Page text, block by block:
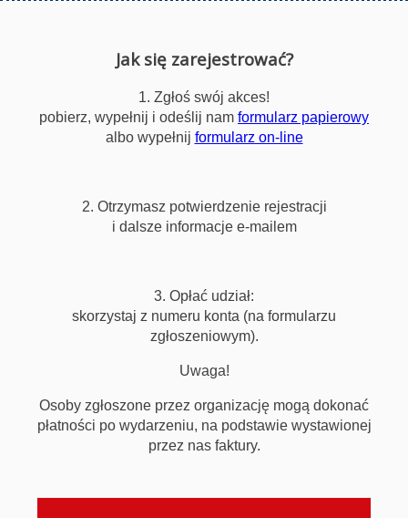
Jak się zarejestrować?
1. Zgłoś swój akces!
pobierz, wypełnij i odeślij nam formularz papierowy
albo wypełnij formularz on-line
2. Otrzymasz potwierdzenie rejestracji
i dalsze informacje e-mailem
3. Opłać udział:
skorzystaj z numeru konta (na formularzu
zgłoszeniowym).
Uwaga!
Osoby zgłoszone przez organizację mogą dokonać
płatności po wydarzeniu, na podstawie wystawionej
przez nas faktury.